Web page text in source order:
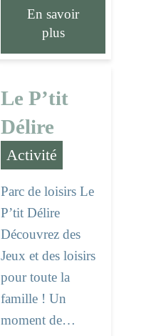
En savoir
plus
Le P’tit
Délire
Activité
Parc de loisirs Le
P’tit Délire
Découvrez des
Jeux et des loisirs
pour toute la
famille ! Un
moment de…